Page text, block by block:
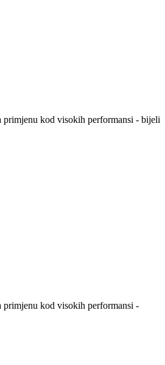
kod visokih performansi - bijeli
kod visokih performansi -